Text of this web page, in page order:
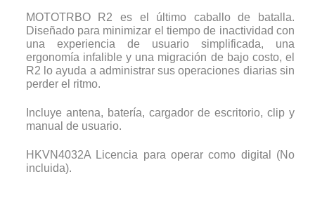
MOTOTRBO R2 es el último caballo de batalla.
Diseñado para minimizar el tiempo de inactividad con
una experiencia de usuario simplificada, una
ergonomía infalible y una migración de bajo costo, el
R2 lo ayuda a administrar sus operaciones diarias sin
perder el ritmo.
Incluye antena, batería, cargador de escritorio, clip y
manual de usuario.
HKVN4032A Licencia para operar como digital (No
incluida).